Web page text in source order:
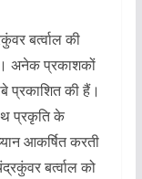
बर्त्वाल की
अनेक प्रकाशकों
प्रकाशित की हैं।
प्रकृति के
आकर्षित करती
बर्त्वाल को